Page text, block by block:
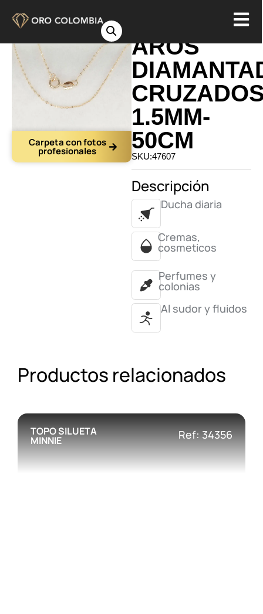
Carpeta con fotos
profesionales
AROS
1.5MM-
50CM
SKU:47607
Descripción
Ducha diaria
Cremas,
cosmeticos
Perfumes y
colonias
Al sudor y fluidos
Productos relacionados
TOPO SILUETA
MINNIE Ref: 34356